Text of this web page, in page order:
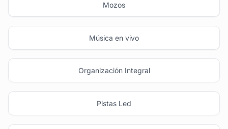
Mozos
Música en vivo
Organización Integral
Pistas Led